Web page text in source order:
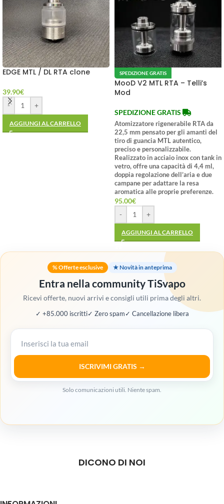
EDGE MTL / DL RTA clone
39.90€
-
+
AGGIUNGI AL CARRELLO
SPEDIZIONE GRATIS
MooD V2 MTL RTA – Telli’s
Mod
SPEDIZIONE GRATIS
Atomizzatore rigenerabile RTA da
22,5 mm pensato per gli amanti del
tiro di guancia MTL autentico,
preciso e personalizzabile.
Realizzato in acciaio inox con tank in
vetro, offre una capacità di 4,4 ml,
doppia regolazione dell’aria e due
campane per adattare la resa
aromatica alle proprie preferenze.
95.00€
-
+
AGGIUNGI AL CARRELLO
% Offerte esclusive ★ Novità in anteprima
Entra nella community TiSvapo
Ricevi offerte, nuovi arrivi e consigli utili prima degli altri.
✓ +85.000 iscritti✓ Zero spam✓ Cancellazione libera
ISCRIVIMI GRATIS →
Solo comunicazioni utili. Niente spam.
DICONO DI NOI